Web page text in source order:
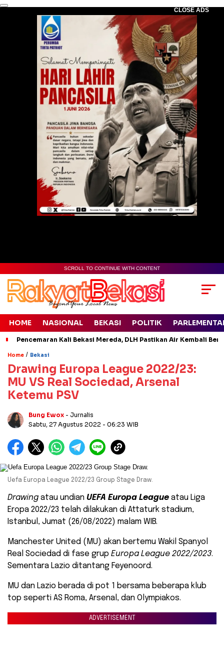
CLOSE ADS
SCROLL TO CONTINUE WITH CONTENT
HOME NASIONAL BEKASI POLITIK
Pencemaran Kali Bekasi Mereda, DLH Pastikan Air Kembali
Home / Bekasi
Drawing Europa League 2022/23:
MU VS Real Sociedad, Arsenal
Ketemu PSV
Bung Ewox - Jurnalis
Sabtu, 27 Agustus 2022 - 06:23 WIB
Uefa Europa League 2022/23 Group Stage Draw.
Drawing atau undian UEFA Europa League atau Liga
Eropa 2022/23 telah dilakukan di Attaturk stadium,
Istanbul, Jumat (26/08/2022) malam WIB.
Manchester United (MU) akan bertemu Wakil Spanyol
Real Sociedad di fase grup Europa League 2022/2023.
Sementara Lazio ditantang Feyenoord.
MU dan Lazio berada di pot 1 bersama beberapa klub
top seperti AS Roma, Arsenal, dan Olympiakos.
ADVERTISEMENT